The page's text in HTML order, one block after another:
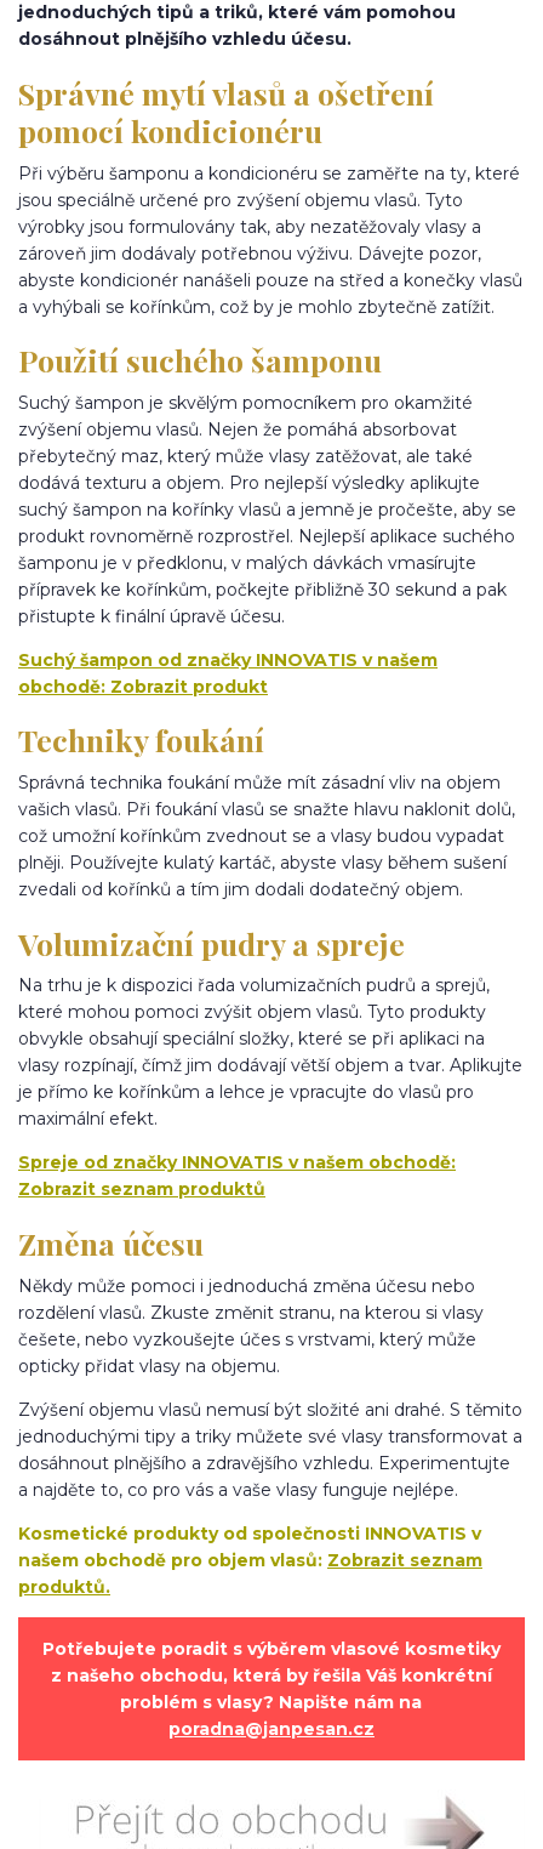
jednoduchých tipů a triků, které vám pomohou
dosáhnout plnějšího vzhledu účesu.
Správné mytí vlasů a ošetření
pomocí kondicionéru
Při výběru šamponu a kondicionéru se zaměřte na ty, které
jsou speciálně určené pro zvýšení objemu vlasů. Tyto
výrobky jsou formulovány tak, aby nezatěžovaly vlasy a
zároveň jim dodávaly potřebnou výživu. Dávejte pozor,
abyste kondicionér nanášeli pouze na střed a konečky vlasů
a vyhýbali se kořínkům, což by je mohlo zbytečně zatížit.
Použití suchého šamponu
Suchý šampon je skvělým pomocníkem pro okamžité
zvýšení objemu vlasů. Nejen že pomáhá absorbovat
přebytečný maz, který může vlasy zatěžovat, ale také
dodává texturu a objem. Pro nejlepší výsledky aplikujte
suchý šampon na kořínky vlasů a jemně je pročešte, aby se
produkt rovnoměrně rozprostřel. Nejlepší aplikace suchého
šamponu je v předklonu, v malých dávkách vmasírujte
přípravek ke kořínkům, počkejte přibližně 30 sekund a pak
přistupte k finální úpravě účesu.
Suchý šampon od značky INNOVATIS v našem
obchodě: Zobrazit produkt
Techniky foukání
Správná technika foukání může mít zásadní vliv na objem
vašich vlasů. Při foukání vlasů se snažte hlavu naklonit dolů,
což umožní kořínkům zvednout se a vlasy budou vypadat
plněji. Používejte kulatý kartáč, abyste vlasy během sušení
zvedali od kořínků a tím jim dodali dodatečný objem.
Volumizační pudry a spreje
Na trhu je k dispozici řada volumizačních pudrů a sprejů,
které mohou pomoci zvýšit objem vlasů. Tyto produkty
obvykle obsahují speciální složky, které se při aplikaci na
vlasy rozpínají, čímž jim dodávají větší objem a tvar. Aplikujte
je přímo ke kořínkům a lehce je vpracujte do vlasů pro
maximální efekt.
Spreje od značky INNOVATIS v našem obchodě:
Zobrazit seznam produktů
Změna účesu
Někdy může pomoci i jednoduchá změna účesu nebo
rozdělení vlasů. Zkuste změnit stranu, na kterou si vlasy
češete, nebo vyzkoušejte účes s vrstvami, který může
opticky přidat vlasy na objemu.
Zvýšení objemu vlasů nemusí být složité ani drahé. S těmito
jednoduchými tipy a triky můžete své vlasy transformovat a
dosáhnout plnějšího a zdravějšího vzhledu. Experimentujte
a najděte to, co pro vás a vaše vlasy funguje nejlépe.
Kosmetické produkty od společnosti INNOVATIS v
našem obchodě pro objem vlasů: Zobrazit seznam
produktů.
Potřebujete poradit s výběrem vlasové kosmetiky
z našeho obchodu, která by řešila Váš konkrétní
problém s vlasy? Napište nám na
poradna@janpesan.cz